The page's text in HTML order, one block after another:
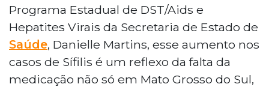
Programa Estadual de DST/Aids e
Hepatites Virais da Secretaria de Estado de
Saúde, Danielle Martins, esse aumento nos
casos de Sífilis é um reflexo da falta da
medicação não só em Mato Grosso do Sul,